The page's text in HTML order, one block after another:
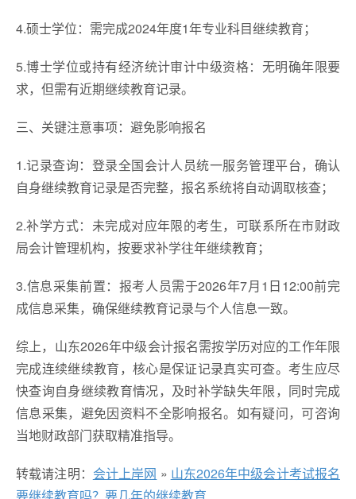
4.硕士学位：需完成2024年度1年专业科目继续教育；
5.博士学位或持有经济统计审计中级资格：无明确年限要
求，但需有近期继续教育记录。
三、关键注意事项：避免影响报名
1.记录查询：登录全国会计人员统一服务管理平台，确认
自身继续教育记录是否完整，报名系统将自动调取核查；
2.补学方式：未完成对应年限的考生，可联系所在市财政
局会计管理机构，按要求补学往年继续教育；
3.信息采集前置：报考人员需于2026年7月1日12:00前完
成信息采集，确保继续教育记录与个人信息一致。
综上，山东2026年中级会计报名需按学历对应的工作年限
完成连续继续教育，核心是保证记录真实可查。考生应尽
快查询自身继续教育情况，及时补学缺失年限，同时完成
信息采集，避免因资料不全影响报名。如有疑问，可咨询
当地财政部门获取精准指导。
转载请注明： 会计上岸网 » 山东2026年中级会计考试报名
要继续教育吗？要几年的继续教育